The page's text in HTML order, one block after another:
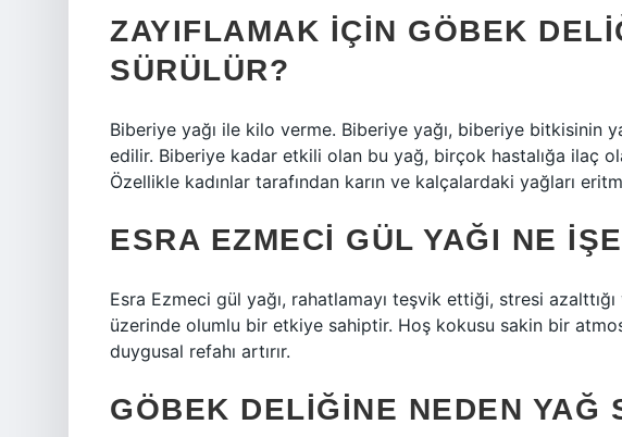
ZAYIFLAMAK IÇIN GÖBEK
SÜRÜLÜR?
Biberiye yağı ile kilo verme. Biberiye yağı, biberiye bitkisinin
edilir. Biberiye kadar etkili olan bu yağ, birçok hastalığa ilaç
Özellikle kadınlar tarafından karın ve kalçalardaki yağları
ESRA EZMECI GÜL YAĞI NE
Esra Ezmeci gül yağı, rahatlamayı teşvik ettiği, stresi
üzerinde olumlu bir etkiye sahiptir. Hoş kokusu sakin bir
duygusal refahı artırır.
GÖBEK DELIĞINE NEDEN YAĞ